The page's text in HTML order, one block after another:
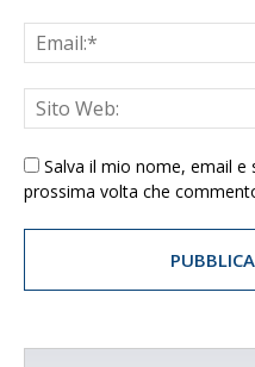
Salva il mio nome, email
prossima volta che